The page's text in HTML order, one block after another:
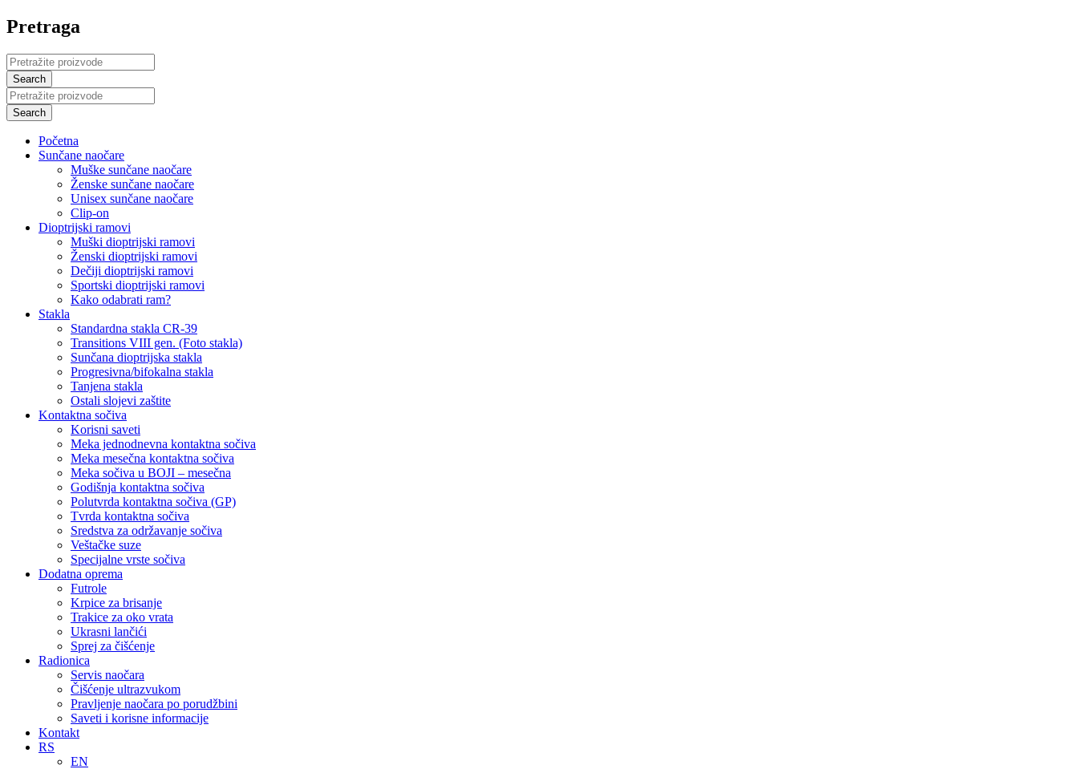
Pretraga
Početna
Sunčane naočare
Muške sunčane naočare
Ženske sunčane naočare
Unisex sunčane naočare
Clip-on
Dioptrijski ramovi
Muški dioptrijski ramovi
Ženski dioptrijski ramovi
Dečiji dioptrijski ramovi
Sportski dioptrijski ramovi
Kako odabrati ram?
Stakla
Standardna stakla CR-39
Transitions VIII gen. (Foto stakla)
Sunčana dioptrijska stakla
Progresivna/bifokalna stakla
Tanjena stakla
Ostali slojevi zaštite
Kontaktna sočiva
Korisni saveti
Meka jednodnevna kontaktna sočiva
Meka mesečna kontaktna sočiva
Meka sočiva u BOJI – mesečna
Godišnja kontaktna sočiva
Polutvrda kontaktna sočiva (GP)
Tvrda kontaktna sočiva
Sredstva za održavanje sočiva
Veštačke suze
Specijalne vrste sočiva
Dodatna oprema
Futrole
Krpice za brisanje
Trakice za oko vrata
Ukrasni lančići
Sprej za čišćenje
Radionica
Servis naočara
Čišćenje ultrazvukom
Pravljenje naočara po porudžbini
Saveti i korisne informacije
Kontakt
RS
EN